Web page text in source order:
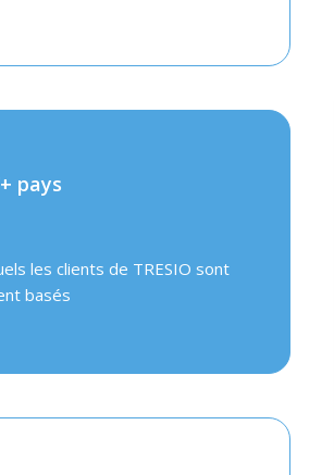
pays
les clients de TRESIO sont
basés